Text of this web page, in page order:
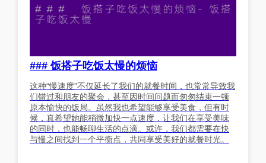
### 饭搭子吃饭太慢的烦恼
这种“慢速度”不仅延长了我们的就餐时间，也常常导致我
们错过和朋友的聚会，甚至因时间问题而匆匆结束一顿
原本愉快的饭局。虽然我也希望能够享受美食，但有时
候，真希望她能稍微加快一点速度，让我们在享受美味
的同时，也能畅聊生活的点滴。或许，我们都需要在快
与慢之间找到一个平衡点，共同享受美好的就餐时光。